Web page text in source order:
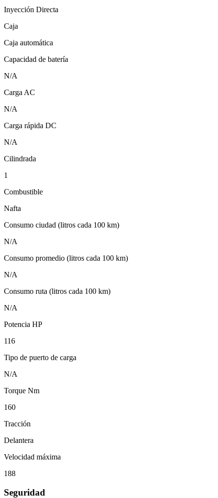
Inyección Directa
Caja
Caja automática
Capacidad de batería
N/A
Carga AC
N/A
Carga rápida DC
N/A
Cilindrada
1
Combustible
Nafta
Consumo ciudad (litros cada 100 km)
N/A
Consumo promedio (litros cada 100 km)
N/A
Consumo ruta (litros cada 100 km)
N/A
Potencia HP
116
Tipo de puerto de carga
N/A
Torque Nm
160
Tracción
Delantera
Velocidad máxima
188
Seguridad